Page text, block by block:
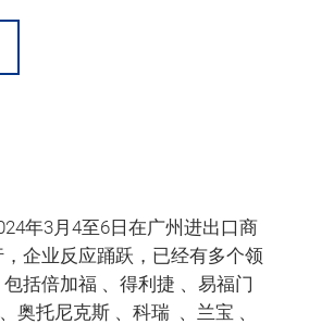
年3月4至6日在广州进出口商
企业反应踊跃，已经有多个领
括倍加福 、得利捷 、易福门
奥托尼克斯 、科瑞 、兰宝 、